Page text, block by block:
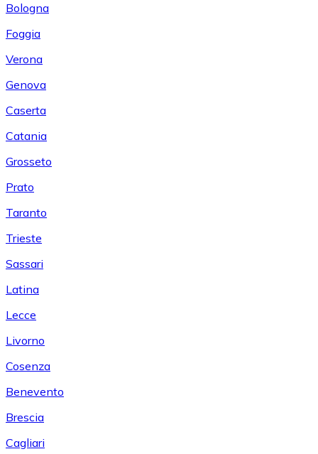
Bologna
Foggia
Verona
Genova
Caserta
Catania
Grosseto
Prato
Taranto
Trieste
Sassari
Latina
Lecce
Livorno
Cosenza
Benevento
Brescia
Cagliari